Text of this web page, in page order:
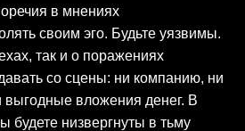
в мнениях
своим эго. Будьте уязвимы.
так и о поражениях
со сцены: ни компанию, ни
выгодные вложения денег. В
будете низвергнуты в тьму